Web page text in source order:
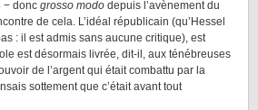
− donc grosso modo depuis l’avènement du
de cela. L’idéal républicain (qu’Hessel
: il est admis sans aucune critique), est
est désormais livrée, dit-il, aux ténébreuses
de l’argent qui était combattu par la
sottement que c’était avant tout